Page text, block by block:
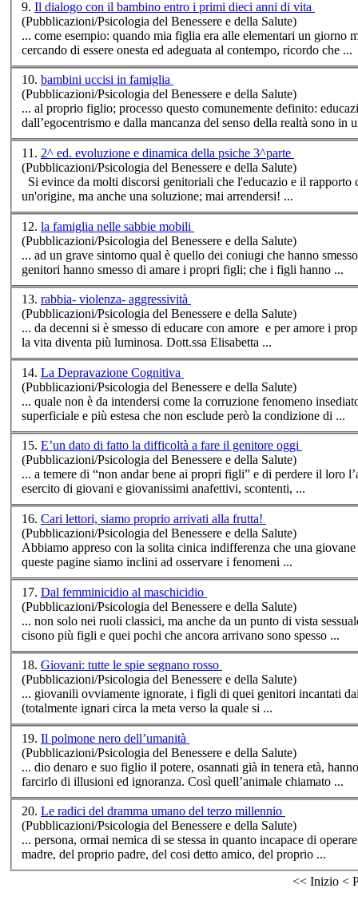
9. Il dialogo con il bambino entro i primi dieci anni di vita
(Pubblicazioni/Psicologia del Benessere e della Salute)
... come esempio: quando mia figlia era alle elementari un giorno mi chiese: mamma perché io e te abbiamo la
cercando di essere onesta ed adeguata al contempo, ricordo che ...
10. bambini uccisi in famiglia
(Pubblicazioni/Psicologia del Benessere e della Salute)
... al proprio figli
dall’egocentrismo e dalla mancanza del senso della realtà sono in
11. 2^ ed. evoluzione e dinamica della psiche 3^parte
(Pubblicazioni/Psicologia del Benessere e della Salute)
Si evince da molti discorsi genitoriali che l'educazio e il rapporto
un'origine, ma anche una soluzione; mai arrendersi! ...
12. la famiglia nelle sabbie mobili
(Pubblicazioni/Psicologia del Benessere e della Salute)
... ad un grave sintomo qual è quello dei coniugi che hanno
genitori hanno smesso di amare i propri figli; che i figli hanno ...
13. rabbia- violenza- aggressività
(Pubblicazioni/Psicologia del Benessere e della Salute)
... da decenni si è smesso di educare con amore e per amore i
la vita diventa più luminosa. Dott.ssa Elisabetta ...
14. La Depravazione Cognitiva
(Pubblicazioni/Psicologia del Benessere e della Salute)
... quale non è da intendersi come la corruzione fenomeno
superficiale e più estesa che non esclude però la condizione di ...
15. E’un dato di fatto la difficoltà a fare il genitore oggi
(Pubblicazioni/Psicologia del Benessere e della Salute)
... a temere di “non andar bene ai propri figli” e di perdere il loro l’affetto! Detta tendenza per altro naturalmente
esercito di giovani e giovanissimi anafettivi, scontenti, ...
16. Cari lettori, siamo proprio arrivati alla frutta!
(Pubblicazioni/Psicologia del Benessere e della Salute)
Abbiamo appreso con la solita cinica indifferenza che una
queste pagine siamo inclini ad osservare i fenomeni ...
17. Dal femminicidio al maschicidio
(Pubblicazioni/Psicologia del Benessere e della Salute)
... non solo nei ruoli classici, ma anche da un punto di vista
cisono più figli e quei pochi che ancora arrivano sono spesso ...
18. Giovani: tutte le spie segnano rosso
(Pubblicazioni/Psicologia del Benessere e della Salute)
... giovanili ovviamente ignorate, i figli di quei genitori incantati
(totalmente ignari circa la meta verso la quale si ...
19. Il polmone nero dell’umanità
(Pubblicazioni/Psicologia del Benessere e della Salute)
... dio denaro e suo figlio il potere, osannati già in tenera età,
farcirlo di illusioni ed ignoranza. Così quell’animale chiamato ...
20. Le radici del dramma umano del terzo millennio
(Pubblicazioni/Psicologia del Benessere e della Salute)
... persona, ormai nemica di se stessa in quanto incapace di
madre, del proprio padre, del cosi detto amico, del proprio ...
<< Inizio<